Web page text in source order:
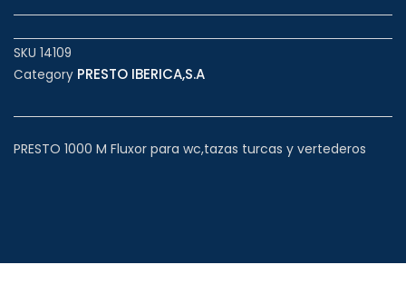
SKU 14109
Category PRESTO IBERICA,S.A
PRESTO 1000 M Fluxor para wc,tazas turcas y vertederos